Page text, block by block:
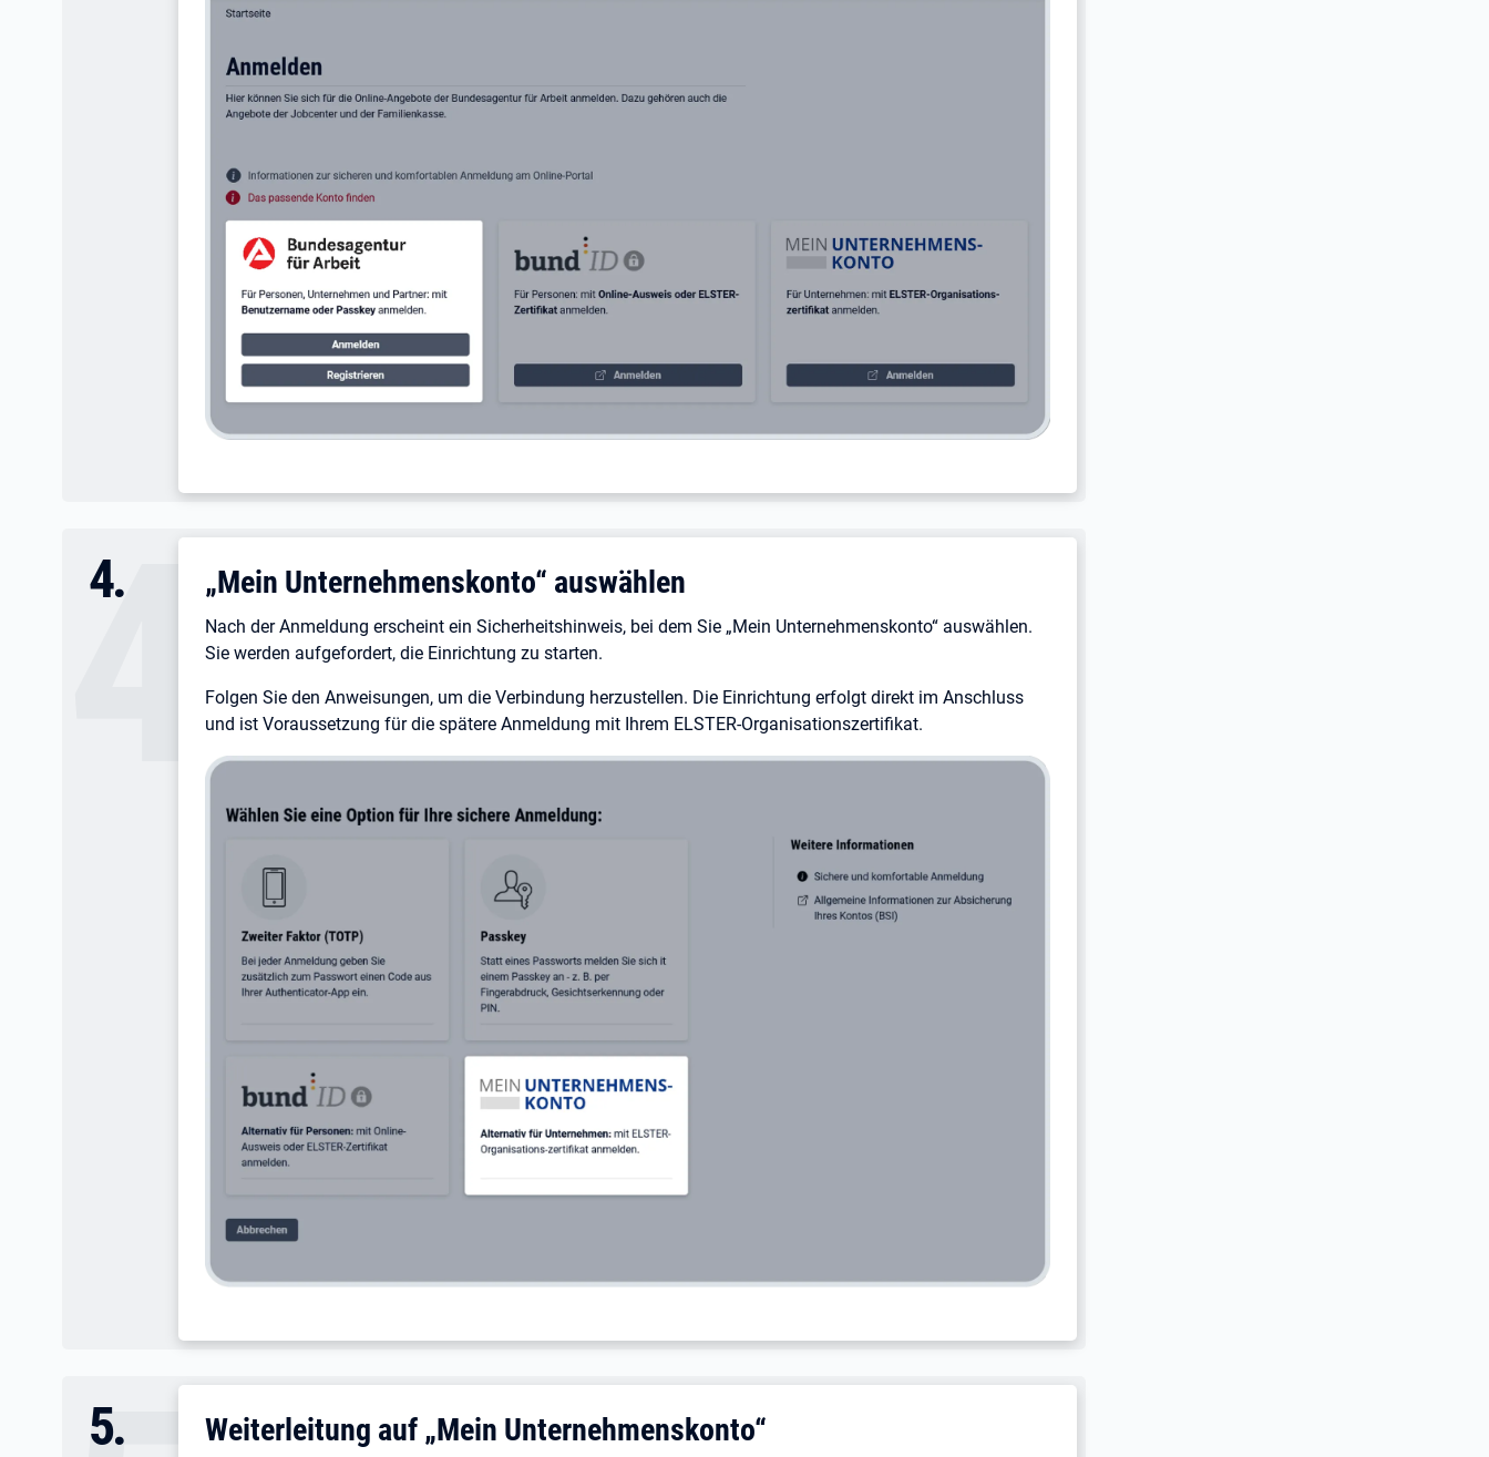
4. „Mein Unternehmenskonto“ auswählen
Nach der Anmeldung erscheint ein Sicherheitshinweis, bei dem Sie „Mein Unternehmenskonto“ auswählen.
Sie werden aufgefordert, die Einrichtung zu starten.
Folgen Sie den Anweisungen, um die Verbindung herzustellen. Die Einrichtung erfolgt direkt im Anschluss
und ist Voraussetzung für die spätere Anmeldung mit Ihrem ELSTER-Organisationszertifikat.
5. Weiterleitung auf „Mein Unternehmenskonto“